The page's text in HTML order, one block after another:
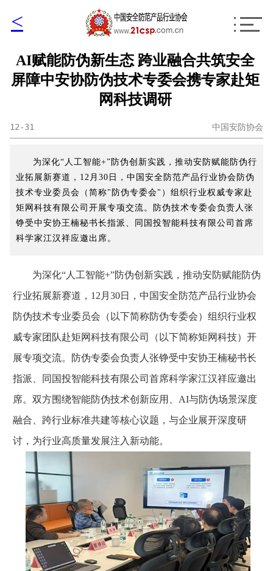
<
AI赋能防伪新生态 跨业融合共筑安全
屏障中安协防伪技术专委会携专家赴矩
网科技调研
12-31 中国安防协会
为深化“人工智能+”防伪创新实践，推动安防赋能防伪行
业拓展新赛道，12月30日，中国安全防范产品行业协会防伪
技术专业委员会（简称"防伪专委会"）组织行业权威专家赴
矩网科技有限公司开展专项交流。防伪技术专委会负责人张
铮受中安协王楠秘书长指派、同国投智能科技有限公司首席
科学家江汉祥应邀出席。
为深化“人工智能+”防伪创新实践，推动安防赋能防伪
行业拓展新赛道，12月30日，中国安全防范产品行业协会
防伪技术专业委员会（以下简称防伪专委会）组织行业权
威专家团队赴矩网科技有限公司（以下简称矩网科技）开
展专项交流。防伪专委会负责人张铮受中安协王楠秘书长
指派、同国投智能科技有限公司首席科学家江汉祥应邀出
席。双方围绕智能防伪技术创新应用、AI与防伪场景深度
融合、跨行业标准共建等核心议题，与企业展开深度研
讨，为行业高质量发展注入新动能。